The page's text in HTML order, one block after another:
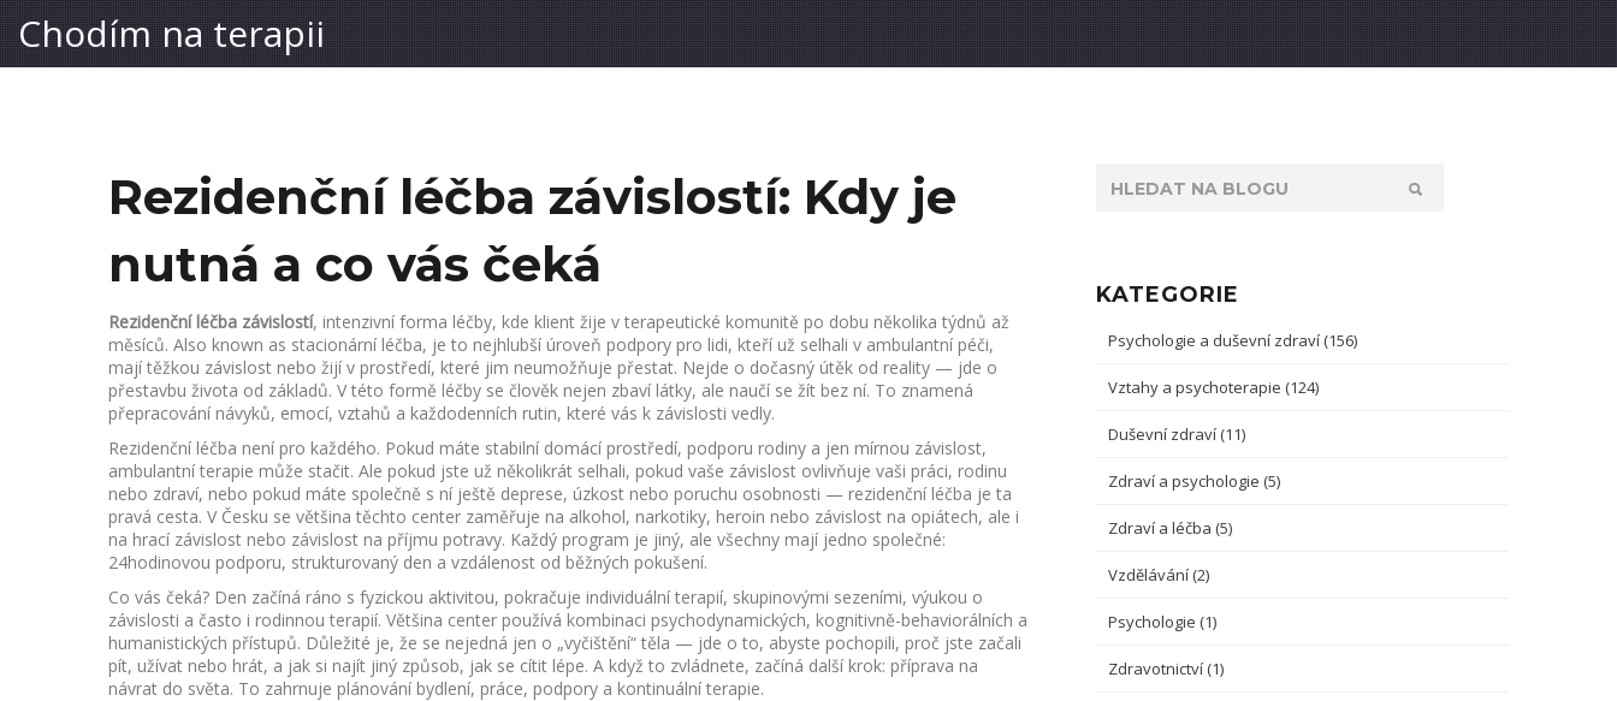
Chodím na terapii
Rezidenční léčba závislostí: Kdy je
nutná a co vás čeká
Rezidenční léčba závislostí, intenzivní forma léčby, kde klient žije v terapeutické komunitě po dobu několika týdnů až
měsíců. Also known as stacionární léčba, je to nejhlubší úroveň podpory pro lidi, kteří už selhali v ambulantní péči,
mají těžkou závislost nebo žijí v prostředí, které jim neumožňuje přestat. Nejde o dočasný útěk od reality — jde o
přestavbu života od základů. V této formě léčby se člověk nejen zbaví látky, ale naučí se žít bez ní. To znamená
přepracování návyků, emocí, vztahů a každodenních rutin, které vás k závislosti vedly.
Rezidenční léčba není pro každého. Pokud máte stabilní domácí prostředí, podporu rodiny a jen mírnou závislost,
ambulantní terapie může stačit. Ale pokud jste už několikrát selhali, pokud vaše závislost ovlivňuje vaši práci, rodinu
nebo zdraví, nebo pokud máte společně s ní ještě deprese, úzkost nebo poruchu osobnosti — rezidenční léčba je ta
pravá cesta. V Česku se většina těchto center zaměřuje na alkohol, narkotiky, heroin nebo závislost na opiátech, ale i
na hrací závislost nebo závislost na příjmu potravy. Každý program je jiný, ale všechny mají jedno společné:
24hodinovou podporu, strukturovaný den a vzdálenost od běžných pokušení.
Co vás čeká? Den začíná ráno s fyzickou aktivitou, pokračuje individuální terapií, skupinovými sezeními, výukou o
závislosti a často i rodinnou terapií. Většina center používá kombinaci psychodynamických, kognitivně-behaviorálních a
humanistických přístupů. Důležité je, že se nejedná jen o „vyčištění“ těla — jde o to, abyste pochopili, proč jste začali
pít, užívat nebo hrát, a jak si najít jiný způsob, jak se cítit lépe. A když to zvládnete, začíná další krok: příprava na
návrat do světa. To zahrnuje plánování bydlení, práce, podpory a kontinuální terapie.
KATEGORIE
Psychologie a duševní zdraví (156)
Vztahy a psychoterapie (124)
Duševní zdraví (11)
Zdraví a psychologie (5)
Zdraví a léčba (5)
Vzdělávání (2)
Psychologie (1)
Zdravotnictví (1)